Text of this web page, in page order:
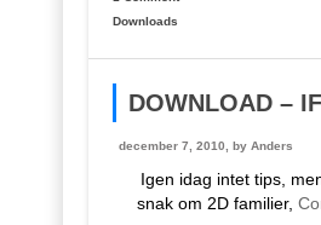
Downloads
DOWNLOAD –
december 7, 2010, by Anders
Igen idag intet tips,
snak om 2D familier,